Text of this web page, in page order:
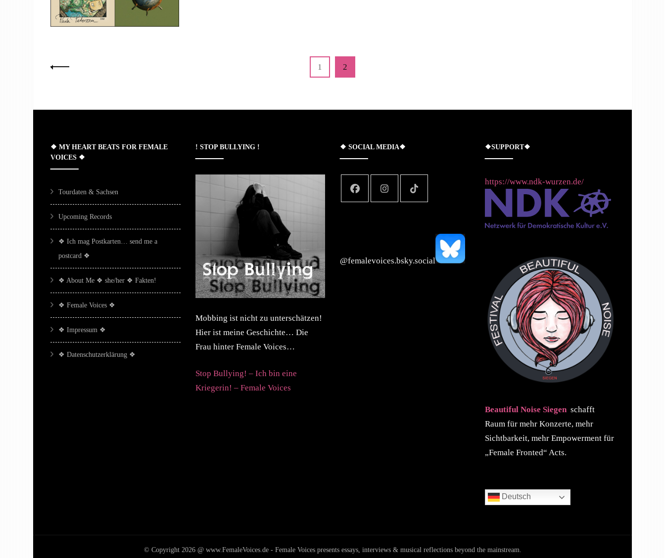
Seitennummerierung
Page
1 Page
2
❖ MY HEART BEATS FOR FEMALE
VOICES ❖
Tourdaten & Sachsen
Upcoming Records
❖ Ich mag Postkarten… send me a
postcard ❖
❖ About Me ❖ she/her ❖ Fakten!
❖ Female Voices ❖
❖ Impressum ❖
❖ Datenschutzerklärung ❖
! STOP BULLYING !
Mobbing ist nicht zu unterschätzen!
Hier ist meine Geschichte… Die
Frau hinter Female Voices…
Stop Bullying! – Ich bin eine
Kriegerin! – Female Voices
❖ SOCIAL MEDIA❖
‪@femalevoices.bsky.social‬
❖SUPPORT❖
https://www.ndk-wurzen.de/
Beautiful Noise Siegen schafft
Raum für mehr Konzerte, mehr
Sichtbarkeit, mehr Empowerment für
„Female Fronted“ Acts.
Deutsch
© Copyright 2026 @ www.FemaleVoices.de - Female Voices presents essays, interviews & musical reflections beyond the mainstream.